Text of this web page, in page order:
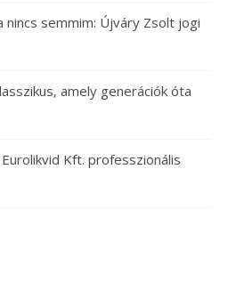
semmim: Újváry Zsolt jogi
amely generációk óta
Kft. professzionális